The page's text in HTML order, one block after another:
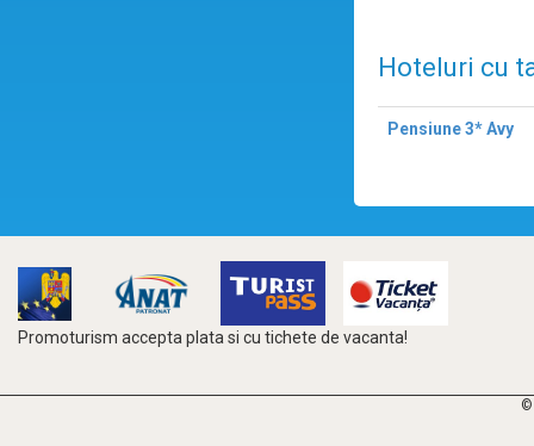
Hoteluri cu
Pensiune 3* Avy
Promoturism accepta plata si cu tichete de vacanta!
©